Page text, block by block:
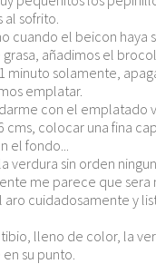
al sofrito.
cuando el beicon haya
añadimos el
minuto solamente,
emplatar.
con el emplatado
cms, colocar una fina
el fondo...
verdura sin orden
me parece que sera
aro cuidadosamente y
lleno de color, la
su punto.